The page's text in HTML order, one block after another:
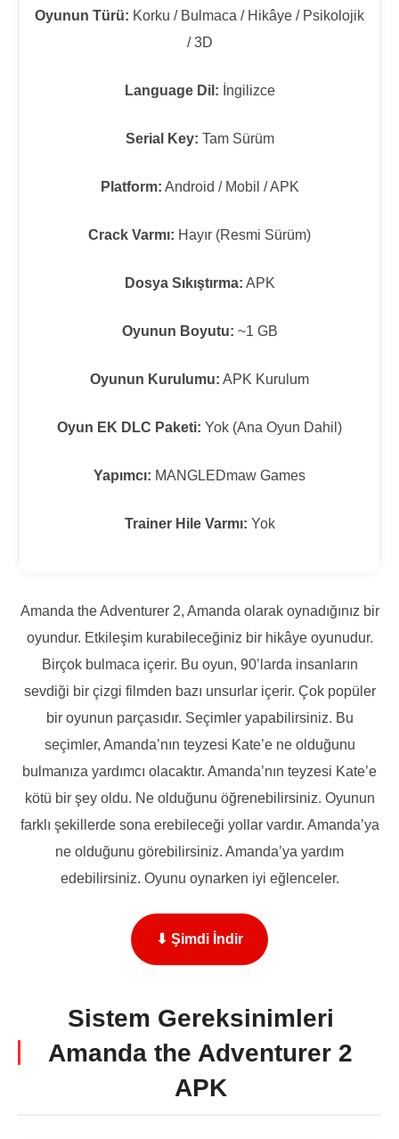
Oyunun Türü: Korku / Bulmaca / Hikâye / Psikolojik
/ 3D
Language Dil: İngilizce
Serial Key: Tam Sürüm
Platform: Android / Mobil / APK
Crack Varmı: Hayır (Resmi Sürüm)
Dosya Sıkıştırma: APK
Oyunun Boyutu: ~1 GB
Oyunun Kurulumu: APK Kurulum
Oyun EK DLC Paketi: Yok (Ana Oyun Dahil)
Yapımcı: MANGLEDmaw Games
Trainer Hile Varmı: Yok
Amanda the Adventurer 2, Amanda olarak oynadığınız bir
oyundur. Etkileşim kurabileceğiniz bir hikâye oyunudur.
Birçok bulmaca içerir. Bu oyun, 90’larda insanların
sevdiği bir çizgi filmden bazı unsurlar içerir. Çok popüler
bir oyunun parçasıdır. Seçimler yapabilirsiniz. Bu
seçimler, Amanda’nın teyzesi Kate’e ne olduğunu
bulmanıza yardımcı olacaktır. Amanda’nın teyzesi Kate’e
kötü bir şey oldu. Ne olduğunu öğrenebilirsiniz. Oyunun
farklı şekillerde sona erebileceği yollar vardır. Amanda’ya
ne olduğunu görebilirsiniz. Amanda’ya yardım
edebilirsiniz. Oyunu oynarken iyi eğlenceler.
⬇ Şimdi İndir
Sistem Gereksinimleri
Amanda the Adventurer 2
APK